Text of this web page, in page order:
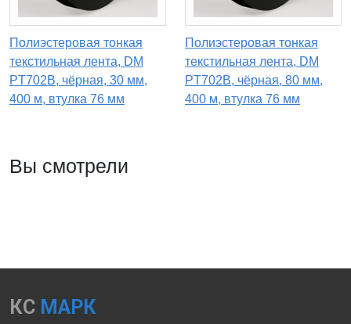
Полиэстеровая тонкая
текстильная лента, DM
PT702B, чёрная, 30 мм,
400 м, втулка 76 мм
Полиэстеровая тонкая
текстильная лента, DM
PT702B, чёрная, 80 мм,
400 м, втулка 76 мм
Вы смотрели
КС МАРК